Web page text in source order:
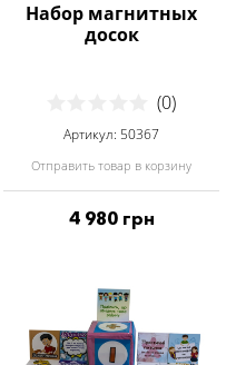
Набор магнитных
досок
(0)
Артикул: 50367
Отправить товар в корзину
4 980 грн